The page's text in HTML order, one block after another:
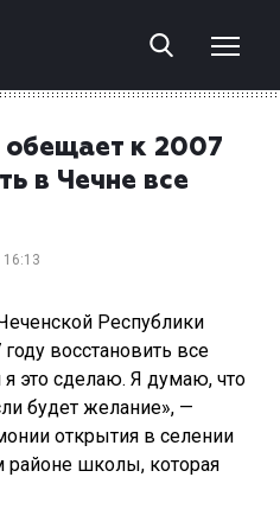
к 2007
в Чечне все
Республики
восстановить все
это сделаю. Я думаю, что
будет желание», —
открытия в селении
районе школы, которая